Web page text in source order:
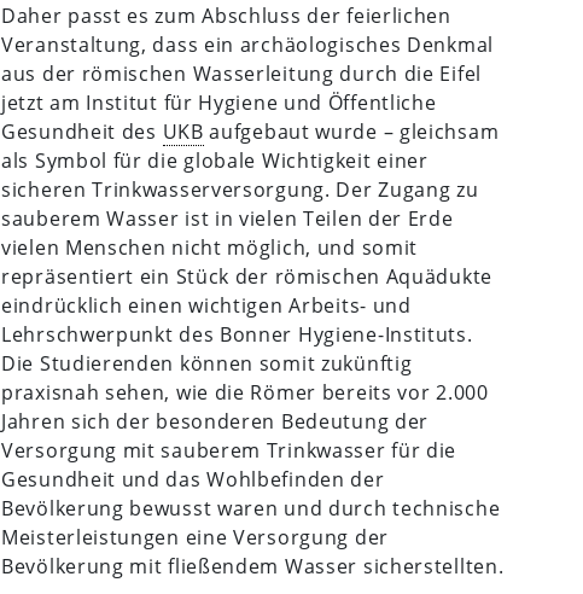
Daher passt es zum Abschluss der feierlichen
Veranstaltung, dass ein archäologisches Denkmal
aus der römischen Wasserleitung durch die Eifel
jetzt am Institut für Hygiene und Öffentliche
Gesundheit des UKB aufgebaut wurde – gleichsam
als Symbol für die globale Wichtigkeit einer
sicheren Trinkwasserversorgung. Der Zugang zu
sauberem Wasser ist in vielen Teilen der Erde
vielen Menschen nicht möglich, und somit
repräsentiert ein Stück der römischen Aquädukte
eindrücklich einen wichtigen Arbeits- und
Lehrschwerpunkt des Bonner Hygiene-Instituts.
Die Studierenden können somit zukünftig
praxisnah sehen, wie die Römer bereits vor 2.000
Jahren sich der besonderen Bedeutung der
Versorgung mit sauberem Trinkwasser für die
Gesundheit und das Wohlbefinden der
Bevölkerung bewusst waren und durch technische
Meisterleistungen eine Versorgung der
Bevölkerung mit fließendem Wasser sicherstellten.